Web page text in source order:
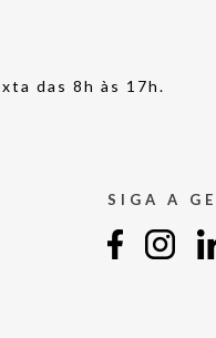
das 8h às 17h.
SIGA A